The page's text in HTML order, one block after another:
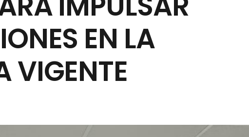
EN LA
VIGENTE